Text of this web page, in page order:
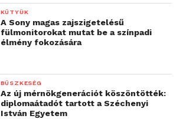
KÜTYÜK
A Sony magas zajszigetelésű
fülmonitorokat mutat be a színpadi
élmény fokozására
BÜSZKESÉG
Az új mérnökgenerációt köszöntötték:
diplomaátadót tartott a Széchenyi
István Egyetem